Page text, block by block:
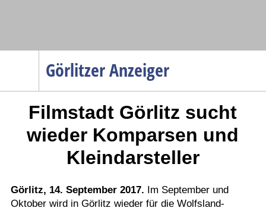
Görlitzer Anzeiger
Menüpunkte
Politik
Gesellschaft
Verkehr
Filmstadt Görlitz sucht
wieder Komparsen und
Kleindarsteller
Görlitz, 14. September 2017. Im September und
Oktober wird in Görlitz wieder für die Wolfsland-